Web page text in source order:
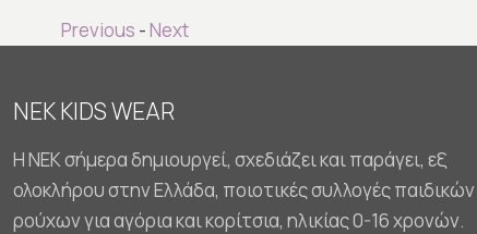
Previous -Next
NEK KIDS WEAR
Η NEK σήμερα δημιουργεί, σχεδιάζει και παράγει, εξ
ολοκλήρου στην Ελλάδα, ποιοτικές συλλογές παιδικών
ρούχων για αγόρια και κορίτσια, ηλικίας 0-16 χρονών.